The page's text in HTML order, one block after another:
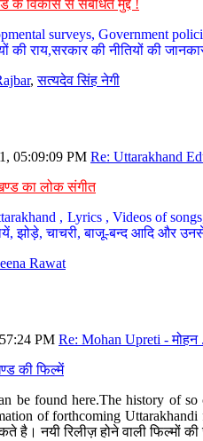
के विकास से संबंधित मुद्दे !
surveys, Government
की राय,सरकार की नीतियों की
,सत्यदेव सिंह नेगी
05:09:09 PM Re: Uttarakhand
का लोक संगीत
, Lyrics , Videos of
झोड़े, चाचरी, बाजू-बन्द आदि और
Rawat
PM Re: Mohan Upreti - मोहन
की फिल्में
be found here.The history of so
of forthcoming Uttarakhandi
है। नयी रिलीज़ होने वाली फिल्मों